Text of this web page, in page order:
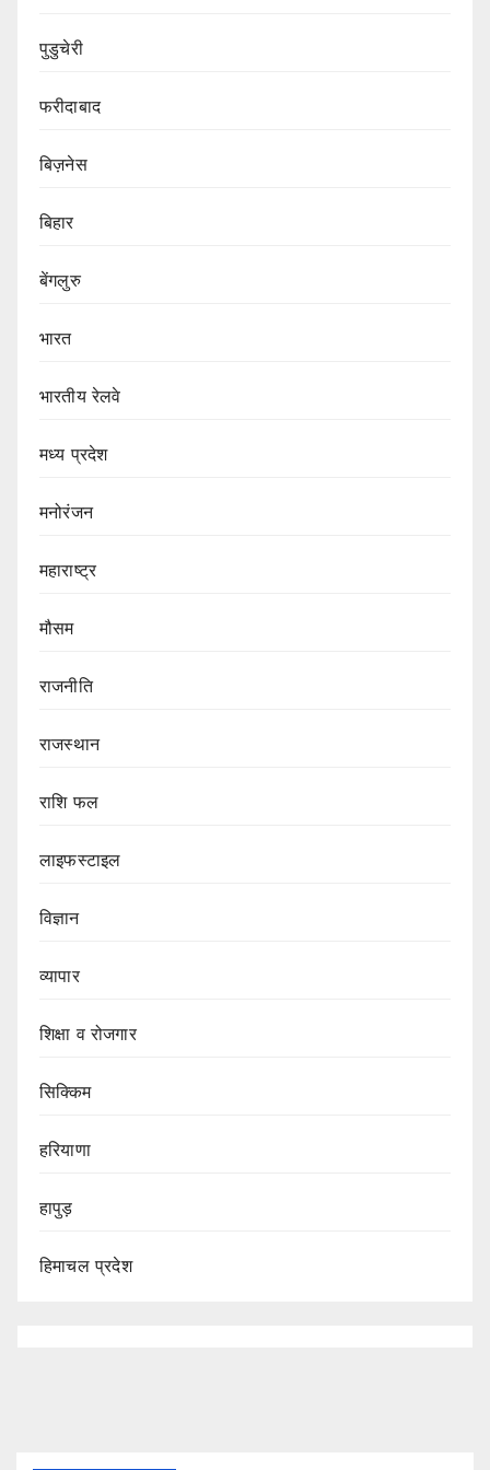
पुडुचेरी
फरीदाबाद
बिज़नेस
बिहार
बेंगलुरु
भारत
भारतीय रेलवे
मध्य प्रदेश
मनोरंजन
महाराष्ट्र
मौसम
राजनीति
राजस्थान
राशि फल
लाइफस्टाइल
विज्ञान
व्यापार
शिक्षा व रोजगार
सिक्किम
हरियाणा
हापुड़
हिमाचल प्रदेश